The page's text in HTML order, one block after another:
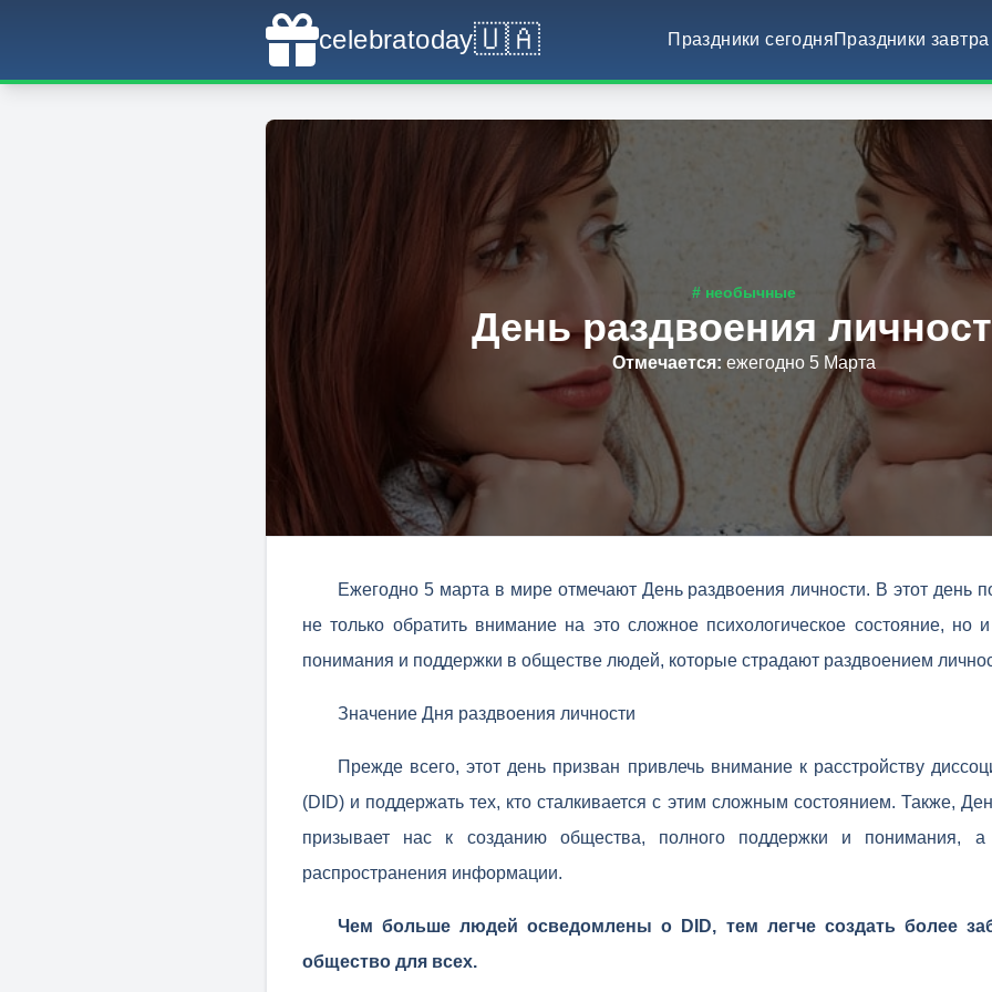
celebratoday🇺🇦 Праздники сегодняПраздники завтра
# необычные
День раздвоения
Отмечается:ежегодно 5 Марта
Ежегодно 5 марта в мире отмечают День раздвоения личности. В этот день
не только обратить внимание на это сложное психологическое состояние, но
понимания и поддержки в обществе людей, которые страдают раздвоением
Значение Дня раздвоения личности
Прежде всего, этот день призван привлечь внимание к расстройству
(DID) и поддержать тех, кто сталкивается с этим сложным состоянием. Также,
призывает нас к созданию общества, полного поддержки и понимания, а
распространения информации.
Чем больше людей осведомлены о DID, тем легче создать более
общество для всех.